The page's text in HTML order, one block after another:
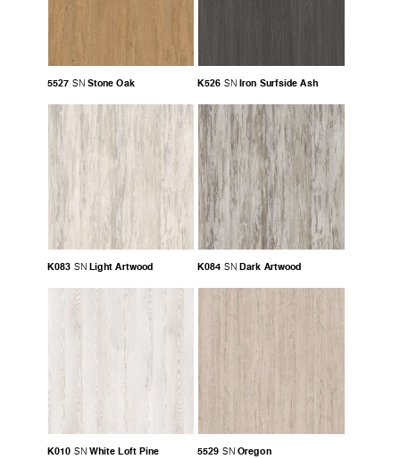
5527 SN Stone Oak K526 SN Iron Surfside Ash
K083 SN Light Artwood K084 SN Dark Artwood
K010 SN White Loft Pine 5529 SN Oregon